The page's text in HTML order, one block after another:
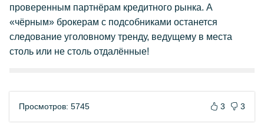
проверенным партнёрам кредитного рынка. А
«чёрным» брокерам с подсобниками останется
следование уголовному тренду, ведущему в места
столь или не столь отдалённые!
Просмотров: 5745 3 3